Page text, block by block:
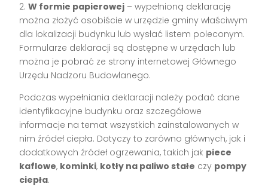
2.W formie papierowej – wypełnioną deklarację
można złożyć osobiście w urzędzie gminy właściwym
dla lokalizacji budynku lub wysłać listem poleconym.
Formularze deklaracji są dostępne w urzędach lub
można je pobrać ze strony internetowej Głównego
Urzędu Nadzoru Budowlanego.
Podczas wypełniania deklaracji należy podać dane
identyfikacyjne budynku oraz szczegółowe
informacje na temat wszystkich zainstalowanych w
nim źródeł ciepła. Dotyczy to zarówno głównych, jak i
dodatkowych źródeł ogrzewania, takich jak piece
kaflowe, kominki, kotły na paliwo stałe czy pompy
ciepła.